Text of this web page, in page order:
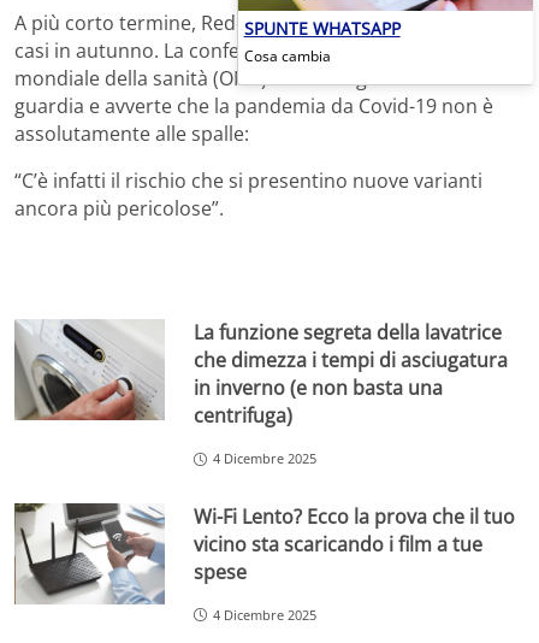
A più corto termine, Reddy prevede un aumento dei
casi in autunno. La conferma anche dall’ Organizzazione
mondiale della sanità (OMS) che il 3 luglio ha messo in
guardia e avverte che la pandemia da Covid-19 non è
assolutamente alle spalle:
“C’è infatti il rischio che si presentino nuove varianti
ancora più pericolose”.
La funzione segreta della lavatrice
che dimezza i tempi di asciugatura
in inverno (e non basta una
centrifuga)
4 Dicembre 2025
Wi-Fi Lento? Ecco la prova che il tuo
vicino sta scaricando i film a tue
spese
4 Dicembre 2025
SPUNTE WHATSAPP
Cosa cambia